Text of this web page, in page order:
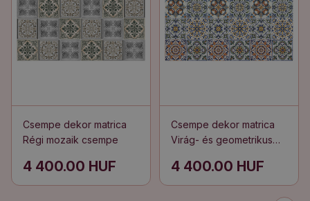
Csempe dekor matrica
Régi mozaik csempe
4 400.00 HUF
Csempe dekor matrica
Virág- és geometrikus
4 400.00 HUF